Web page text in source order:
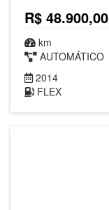
R$ 48.900,00
km
AUTOMÁTICO
2014
FLEX